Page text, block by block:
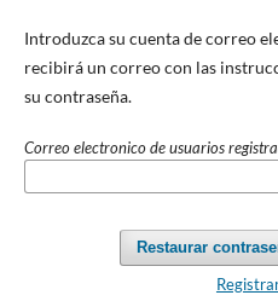
Introduzca su cuenta de correo
recibirá un correo con las
su contraseña.
Correo electronico de usuarios
Restaurar